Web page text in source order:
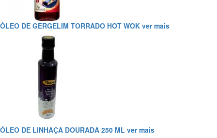
ÓLEO DE GERGELIM TORRADO HOT WOK ver mais
ÓLEO DE LINHAÇA DOURADA 250 ML ver mais